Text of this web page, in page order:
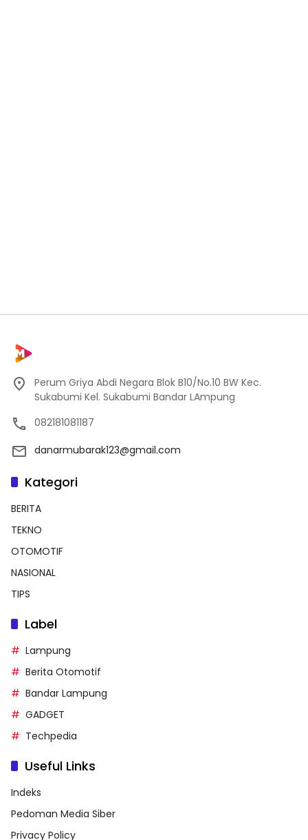
Perum Griya Abdi Negara Blok B10/No.10 BW Kec.
Sukabumi Kel. Sukabumi Bandar LAmpung
082181081187
danarmubarak123@gmail.com
Kategori
BERITA
TEKNO
OTOMOTIF
NASIONAL
TIPS
Label
Lampung
Berita Otomotif
Bandar Lampung
GADGET
Techpedia
Useful Links
Indeks
Pedoman Media Siber
Privacy Policy